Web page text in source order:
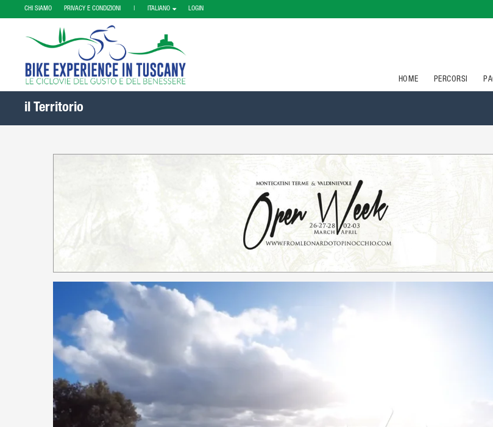
CHI SIAMO PRIVACY E CONDIZIONI | ITALIANO LOGIN
HOME PERCORSI
il Territorio